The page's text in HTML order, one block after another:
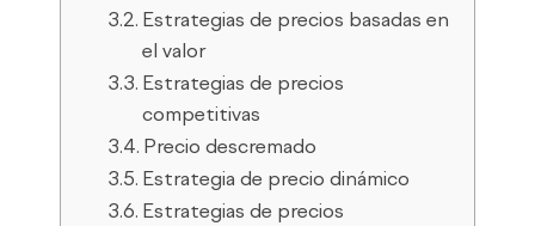
Estrategias de precios basadas en
el valor
Estrategias de precios
competitivas
Precio descremado
Estrategia de precio dinámico
Estrategias de precios